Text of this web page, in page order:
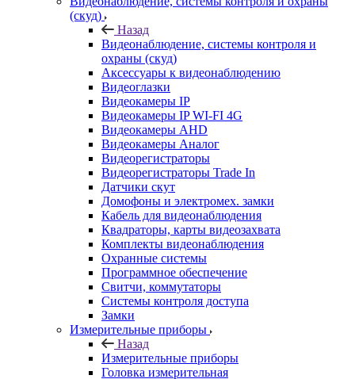
(скуд)
Назад
Видеонаблюдение, системы контроля и
охраны (скуд)
Аксессуары к видеонаблюдению
Видеоглазки
Видеокамеры IP
Видеокамеры IP WI-FI 4G
Видеокамеры AHD
Видеокамеры Аналог
Видеорегистраторы
Видеорегистраторы Trade In
Датчики скут
Домофоны и электромех. замки
Кабель для видеонаблюдения
Квадраторы, карты видеозахвата
Комплекты видеонаблюдения
Охранные системы
Программное обеспечение
Свитчи, коммутаторы
Системы контроля доступа
Замки
Измерительные приборы
Назад
Измерительные приборы
Головка измерительная